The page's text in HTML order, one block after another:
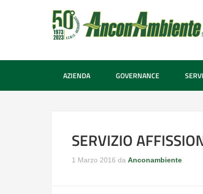
AZIENDA GOVERNANCE
SERVIZIO
1 Marzo 2016 da Anconambiente